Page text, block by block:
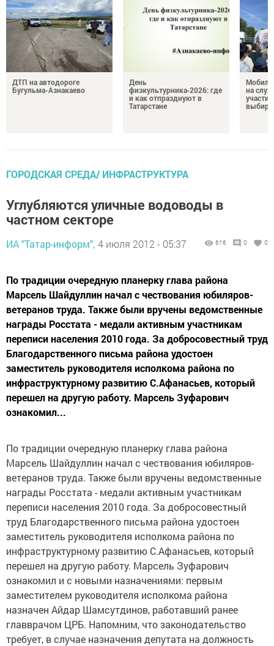
ДТП на автодороге
Бугульма-Азнакаево
День
физкультурника‑2026: где
и как отпразднуют в
Татарстане
на
ГОРОДСКАЯ СРЕДА/ ИНФРАСТРУКТУРА
Углубляются уличные водоводы в
частном секторе
ИА "Татар-информ", 4 июля 2012 - 05:37 616 0 0
По традиции очередную планерку глава района
Марсель Шайдуллин начал с чествования юбиляров-
ветеранов труда. Также были вручены ведомственные
награды Росстата - медали активным участникам
переписи населения 2010 года. За добросовестный труд
Благодарственного письма района удостоен
заместитель руководителя исполкома района по
инфраструктурному развитию С.Афанасьев, который
перешел на другую работу. Марсель Зуфарович
ознакомил...
По традиции очередную планерку глава района
Марсель Шайдуллин начал с чествования юбиляров-
ветеранов труда. Также были вручены ведомственные
награды Росстата - медали активным участникам
переписи населения 2010 года. За добросовестный
труд Благодарственного письма района удостоен
заместитель руководителя исполкома района по
инфраструктурному развитию С.Афанасьев, который
перешел на другую работу. Марсель Зуфарович
ознакомил и с новыми назначениями: первым
заместителем руководителя исполкома района
назначен Айдар Шамсутдинов, работавший ранее
главврачом ЦРБ. Напомним, что законодательство
требует, в случае назначения депутата на должность